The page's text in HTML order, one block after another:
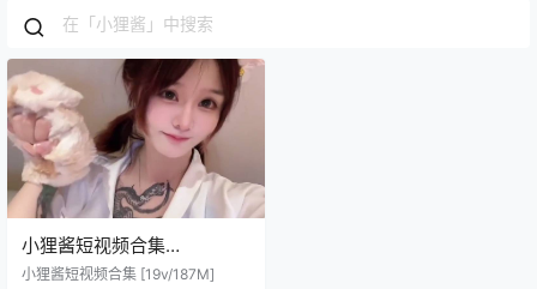
小狸酱短视频合集
[19v/187M]
小狸酱短视频合集 [19v/187M]